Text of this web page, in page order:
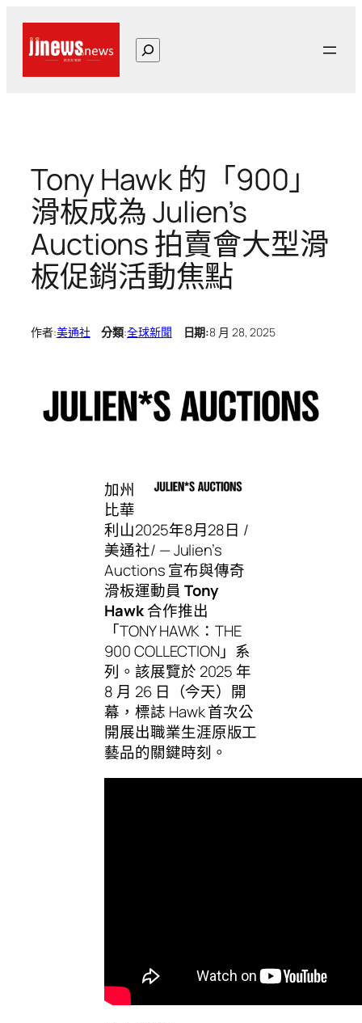
搜
尋
Tony Hawk 的「900」
滑板成為 Julien’s
Auctions 拍賣會大型滑
板促銷活動焦點
作者:美通社 分類:全球新聞 日期:8 月 28, 2025
加州
比華
利山2025年8月28日 /
美通社/ — Julien’s
Auctions 宣布與傳奇
滑板運動員Tony
Hawk合作推出
「TONY HAWK：THE
900 COLLECTION」系
列。該展覽於 2025 年
8 月 26 日（今天）開
幕，標誌 Hawk 首次公
開展出職業生涯原版工
藝品的關鍵時刻。